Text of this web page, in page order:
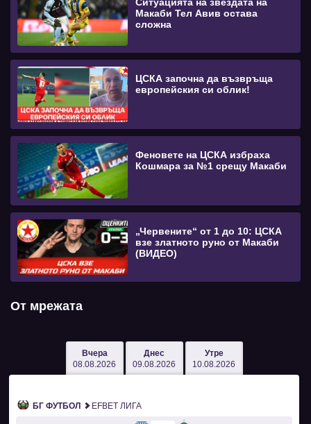
Макаби Тел Авив остава
сложна
ЦСКА започна да възвръща
европейския си облик!
Феновете на ЦСКА избраха
Кошмара за №1 срещу Макаби
„Червените“ от 1 до 10: ЦСКА
взе златното руно от Макаби
(ВИДЕО)
От мрежата
Вчера
08.08.2026
Днес
09.08.2026
Утре
10.08.2026
БГ ФУТБОЛ EFBET ЛИГА